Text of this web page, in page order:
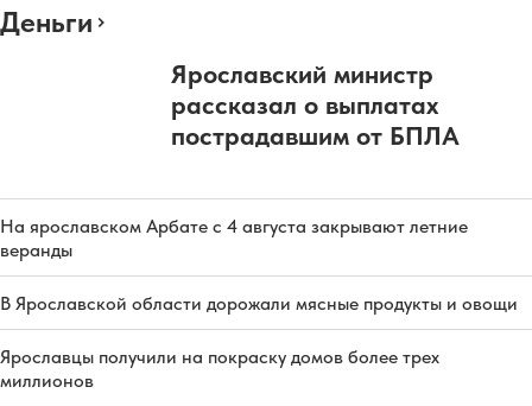
Деньги
Ярославский министр
рассказал о выплатах
пострадавшим от БПЛА
На ярославском Арбате с 4 августа закрывают летние
веранды
В Ярославской области дорожали мясные продукты и овощи
Ярославцы получили на покраску домов более трех
миллионов